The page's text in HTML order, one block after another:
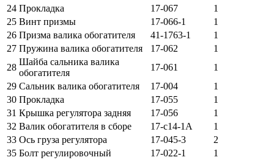
24 Прокладка 17-067
1
25 Винт призмы 17-066-1
1
26 Призма валика обогатителя 41-1763-1
1
27 Пружина валика обогатителя 17-062
1
28
Шайба сальника валика
обогатителя
17-061
1
29 Сальник валика обогатителя 17-004
1
30 Прокладка 17-055
1
31 Крышка регулятора задняя 17-056
1
32 Валик обогатителя в сборе 17-с14-1А
1
33 Ось груза регулятора 17-045-3
2
35 Болт регулировочный 17-022-1
1